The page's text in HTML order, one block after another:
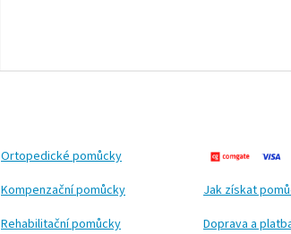
Ortopedické pomůcky
Kompenzační pomůcky
Rehabilitační pomůcky
Jak získat
Doprava a